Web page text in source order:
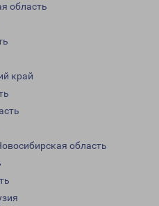
область
край
область